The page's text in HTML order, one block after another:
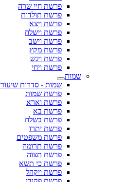
פרשת חיי שרה
פרשת תולדות
פרשת ויצא
פרשת וישלח
פרשת וישב
פרשת מקץ
פרשת ויגש
פרשת ויחי
שמות
שמות - סדרות
פרשת שמות
פרשת וארא
פרשת בא
פרשת בשלח
פרשת יתרו
פרשת משפטים
פרשת תרומה
פרשת תצוה
פרשת כי תשא
פרשת ויקהל